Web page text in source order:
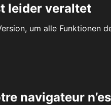
leider veraltet
um alle Funktionen
navigateur